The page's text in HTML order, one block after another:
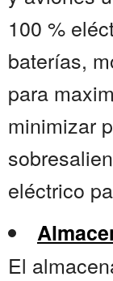
100 %
baterías,
para
minimizar
eléctrico
El